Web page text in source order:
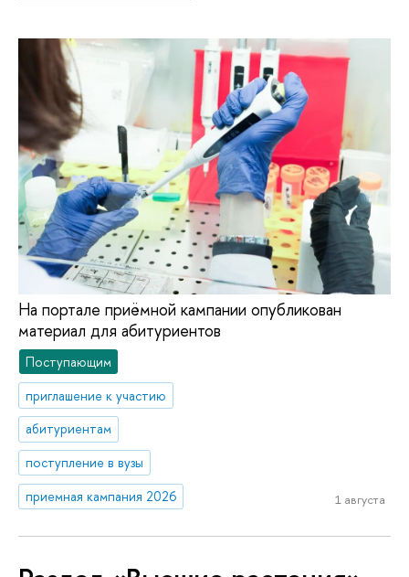
На портале приёмной кампании опубликован
материал для абитуриентов
Поступающим
приглашение к участию
абитуриентам
поступление в вузы
приемная кампания 2026
1 августа